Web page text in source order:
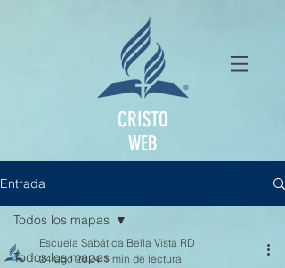
CRISTO
WEB
Entrada
Todos los mapas
Todos los mapas
Escuela Sabática Bella Vista RD
24 ago 2024 1 min de lectura